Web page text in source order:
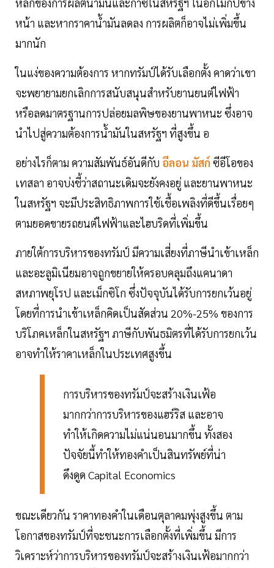
หน้า และหากราคาน้ำมันลดลง การผลิตก็อาจไม่เพิ่มขึ้น
มากนัก
ในแง่ของความต้องการ หากทรัมป์ได้รับเลือกตั้ง คาดว่าเขา
จะพยายามยกเลิกการสนับสนุนสำหรับยานยนต์ไฟฟ้า
หรือลดมาตรฐานการปล่อยมลพิษของยานพาหนะ ซึ่งอาจ
นำไปสู่ความต้องการน้ำมันในสหรัฐฯ ที่สูงขึ้น อ
อย่างไรก็ตาม ความสัมพันธ์อันดีกับ อีลอน มัสก์ ซีอีโอของ
เทสลา อาจบ่งชี้ว่าสถานะเดิมจะยังคงอยู่ และยานพาหนะ
ในสหรัฐฯ จะมีประสิทธิภาพการใช้เชื้อเพลิงที่ดีขึ้นเรื่อยๆ
ตามยอดขายรถยนต์ไฟฟ้าและไฮบริดที่เพิ่มขึ้น
ภายใต้การบริหารของทรัมป์ มีความเสี่ยงที่ภาษีนำเข้าเหล็ก
และอะลูมิเนียมอาจถูกขยายให้ครอบคลุมถึงแคนาดา
สหภาพยุโรป และเม็กซิโก ซึ่งปัจจุบันได้รับการยกเว้นอยู่
โดยที่การนำเข้าเหล็กคิดเป็นสัดส่วน 20%-25% ของการ
บริโภคเหล็กในสหรัฐฯ ภาษีกับพันธมิตรที่ได้รับการยกเว้น
อาจทำให้ราคาเหล็กในประเทศสูงขึ้น
การบริหารของทรัมป์จะสร้างเงินเฟ้อ
มากกว่าการบริหารของแฮร์ริส และอาจ
ทำให้เกิดความไม่แน่นอนมากขึ้น ทั้งสอง
ปัจจัยนี้ทำให้ทองคำเป็นสินทรัพย์ที่น่า
ดึงดูด Capital Economics
ขณะเดียวกัน ราคาทองคำในเดือนตุลาคมพุ่งสูงขึ้น ตาม
โอกาสของทรัมป์ที่จะชนะการเลือกตั้งที่เพิ่มขึ้น มีการ
วิเคราะห์ว่าการบริหารของทรัมป์จะสร้างเงินเฟ้อมากกว่า